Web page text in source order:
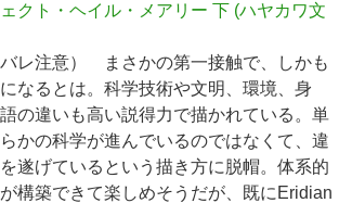
クト・ヘイル・メアリー 下 (ハヤカワ文
バレ注意） まさかの第一接触で、しかも
なるとは。科学技術や文明、環境、身
の違いも高い説得力で描かれている。単
かの科学が進んでいるのではなくて、違
遂げているという描き方に脱帽。体系的
構築できて楽しめそうだが、既にEridian